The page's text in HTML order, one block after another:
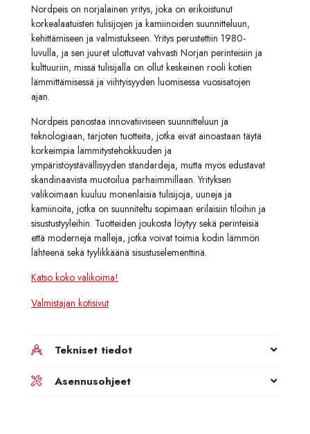
Nordpeis on norjalainen yritys, joka on erikoistunut
korkealaatuisten tulisijojen ja kamiinoiden suunnitteluun,
kehittämiseen ja valmistukseen. Yritys perustettiin 1980-
luvulla, ja sen juuret ulottuvat vahvasti Norjan perinteisiin ja
kulttuuriin, missä tulisijalla on ollut keskeinen rooli kotien
lämmittämisessä ja viihtyisyyden luomisessa vuosisatojen
ajan.
Nordpeis panostaa innovatiiviseen suunnitteluun ja
teknologiaan, tarjoten tuotteita, jotka eivät ainoastaan täytä
korkeimpia lämmitystehokkuuden ja
ympäristöystävällisyyden standardeja, mutta myös edustavat
skandinaavista muotoilua parhaimmillaan. Yrityksen
valikoimaan kuuluu monenlaisia tulisijoja, uuneja ja
kamiinoita, jotka on suunniteltu sopimaan erilaisiin tiloihin ja
sisustustyyleihin. Tuotteiden joukosta löytyy sekä perinteisiä
että moderneja malleja, jotka voivat toimia kodin lämmön
lähteenä sekä tyylikkäänä sisustuselementtinä.
Katso koko valikoima!
Valmistajan kotisivut
Tekniset tiedot
Asennusohjeet